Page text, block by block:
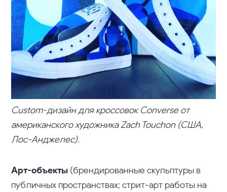
Сustom-дизайн для кроссовок Converse от
американского художника Zach Touchon (США,
Лос-Анджелес).
Арт-объекты (брендированные скульптуры в
публичных пространствах; стрит-арт работы на